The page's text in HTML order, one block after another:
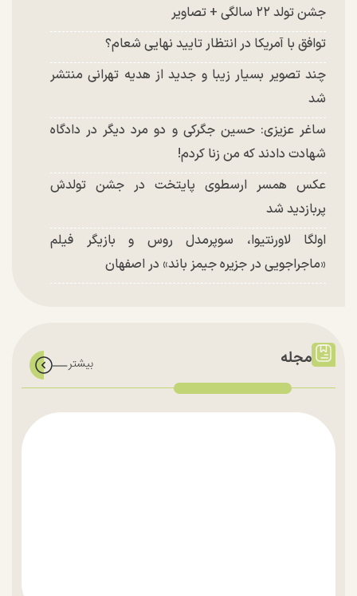
جشن تولد ۲۲ سالگی + تصاویر
توافق با آمریکا در انتظار تایید نهایی شعام؟
چند تصویر بسیار زیبا و جدید از هدیه تهرانی منتشر
شد
ساغر عزیزی: حسین جگرکی و دو مرد دیگر در دادگاه
شهادت دادند که من زنا کردم!
عکس همسر ارسطوی پایتخت در جشن تولدش
پربازدید شد
اولگا لاورنتیوا، سوپرمدل روس و بازیگر فیلم
«ماجراجویی در جزیره جیمز باند» در اصفهان
مجله